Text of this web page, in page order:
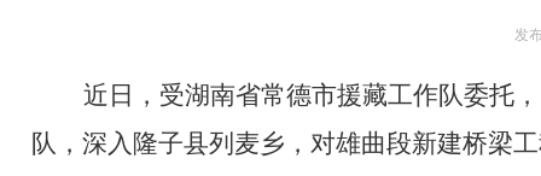
发
近日，受湖南省常德市援藏工作队委托
队，深入隆子县列麦乡，对雄曲段新建桥梁